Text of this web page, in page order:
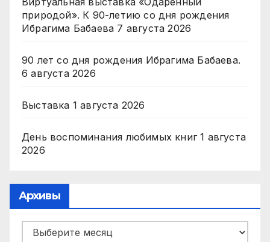
природой». К 90-летию со дня рождения
Ибрагима Бабаева 7 августа 2026
90 лет со дня рождения Ибрагима Бабаева.
6 августа 2026
Выставка 1 августа 2026
День воспоминания любимых книг 1 августа
2026
Архивы
Архивы